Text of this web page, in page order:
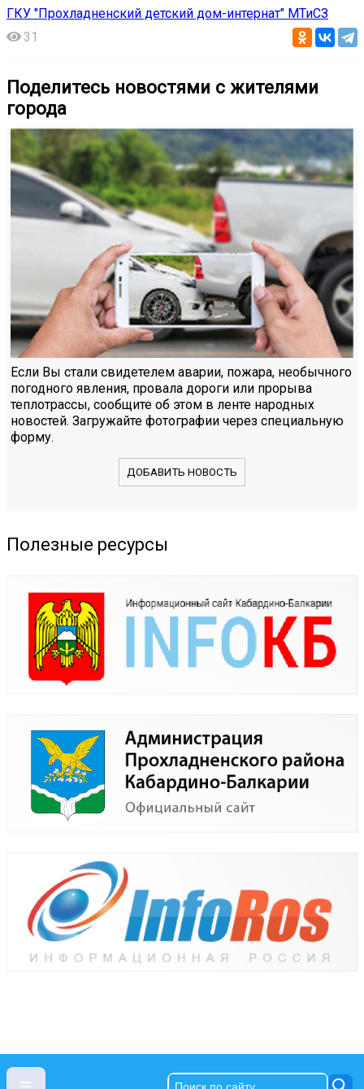
ГКУ "Прохладненский детский дом-интернат" МТиСЗ
31
Поделитесь новостями с жителями
города
Если Вы стали свидетелем аварии, пожара, необычного
погодного явления, провала дороги или прорыва
теплотрассы, сообщите об этом в ленте народных
новостей. Загружайте фотографии через специальную
форму.
ДОБАВИТЬ НОВОСТЬ
Полезные ресурсы